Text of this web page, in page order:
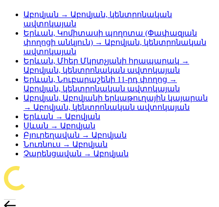
Աբովյան → Աբովյան, կենտրոնական
ավտոկայան
Երևան, Կոմիտասի պողոտա (Փափազյան
փողոցի անկյուն) → Աբովյան, կենտրոնական
ավտոկայան
Երևան, Մհեր Մկրտչյանի հրապարակ →
Աբովյան, կենտրոնական ավտոկայան
Երևան, Նուբարաշենի 11-րդ փողոց →
Աբովյան, կենտրոնական ավտոկայան
Աբովյան, Աբովյանի երկաթուղային կայարան
→ Աբովյան, կենտրոնական ավտոկայան
Երևան → Աբովյան
Սևան → Աբովյան
Բյուրեղավան → Աբովյան
Նուռնուս → Աբովյան
Չարենցավան → Աբովյան